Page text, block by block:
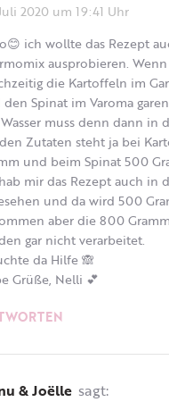
2020 um 19:41 Uhr
ich wollte das Rezept
ausprobieren.
die Kartoffeln im
Spinat im Varoma
muss denn dann in
Zutaten steht ja bei
und beim Spinat 500
mir das Rezept auch in
und da wird 500
aber die 800
gar nicht verarbeitet.
da Hilfe 🙈
Grüße, Nelli 💕
& Joëlle sagt: